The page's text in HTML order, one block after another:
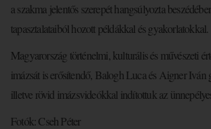
a szakma jelentős szerepét hangsúlyozta
tapasztalataiból hozott példákkal és gyakorlatokkal.
Magyarország történelmi, kulturális és művészeti
imázsát is erősítendő, Balogh Luca és Aigner Iván
illetve rövid imázsvideókkal indítottuk az
Fotók: Cseh Péter